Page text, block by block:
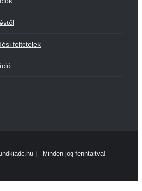
feltételek
| Minden jog fenntartva!